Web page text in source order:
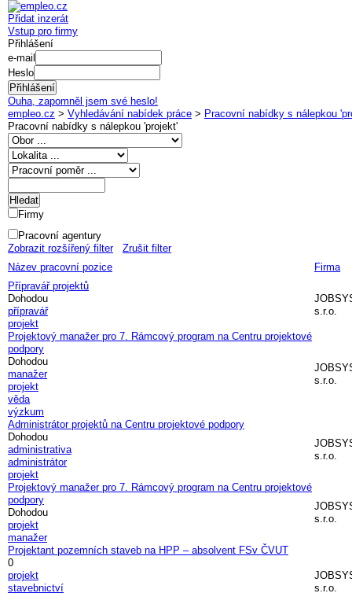
Přidat inzerát
Vstup pro firmy
Přihlášení
e-mail
Heslo
Ouha, zapomněl jsem své heslo!
empleo.cz > Vyhledávání nabídek práce > Pracovní nabídky s nálepkou
Pracovní nabídky s nálepkou 'projekt'
Firmy
Pracovní agentury
Zobrazit rozšířený filter
Zrušit filter
Název pracovní pozice
Firma
Přípravář projektů
Dohodou
přípravář
projekt
s.r.o.
Projektový manažer pro 7. Rámcový program na Centru projektové
podpory
Dohodou
manažer
projekt
věda
výzkum
s.r.o.
Administrátor projektů na Centru projektové podpory
Dohodou
administrativa
administrátor
projekt
s.r.o.
Projektový manažer pro 7. Rámcový program na Centru projektové
podpory
Dohodou
projekt
manažer
s.r.o.
Projektant pozemních staveb na HPP – absolvent FSv ČVUT
0
projekt
stavebnictví
s.r.o.